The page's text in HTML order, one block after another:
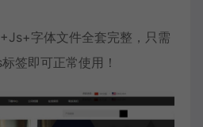
字体文件全套完整，只需
签即可正常使用！